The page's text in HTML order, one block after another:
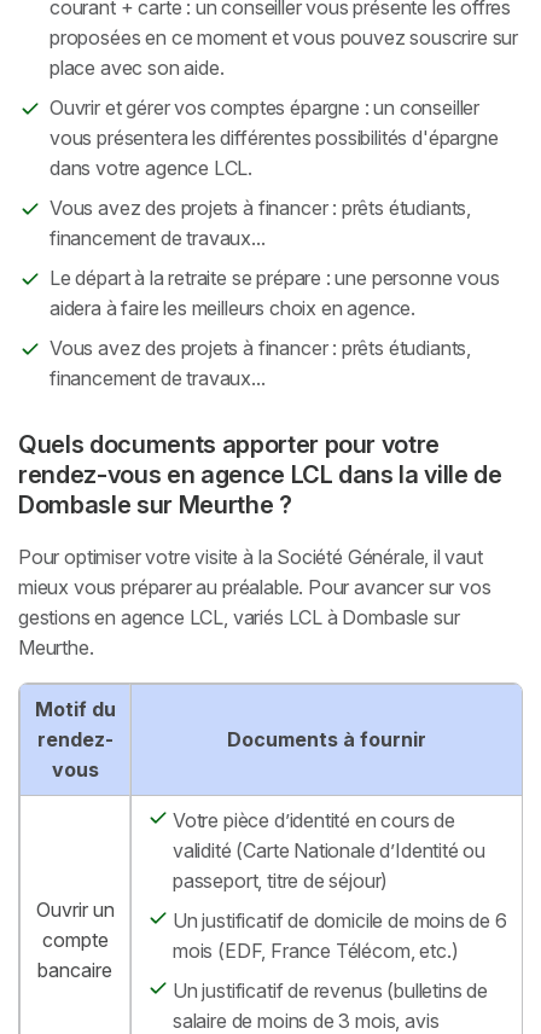
courant + carte : un conseiller vous présente les offres
proposées en ce moment et vous pouvez souscrire sur
place avec son aide.
Ouvrir et gérer vos comptes épargne : un conseiller
vous présentera les différentes possibilités d'épargne
dans votre agence LCL.
Vous avez des projets à financer : prêts étudiants,
financement de travaux...
Le départ à la retraite se prépare : une personne vous
aidera à faire les meilleurs choix en agence.
Vous avez des projets à financer : prêts étudiants,
financement de travaux...
Quels documents apporter pour votre
rendez-vous en agence LCL dans la ville de
Dombasle sur Meurthe ?
Pour optimiser votre visite à la Société Générale, il vaut
mieux vous préparer au préalable. Pour avancer sur vos
gestions en agence LCL, variés LCL à Dombasle sur
Meurthe.
Motif du
rendez-
vous
Documents à fournir
Ouvrir un
compte
bancaire
Votre pièce d’identité en cours de
validité (Carte Nationale d’Identité ou
passeport, titre de séjour)
Un justificatif de domicile de moins de 6
mois (EDF, France Télécom, etc.)
Un justificatif de revenus (bulletins de
salaire de moins de 3 mois, avis